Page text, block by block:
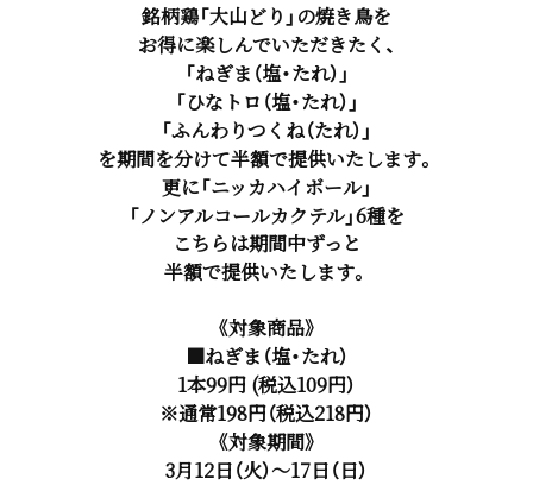
銘柄鶏「大山どり」の焼き鳥を
お得に楽しんでいただきたく、
「ねぎま（塩・たれ）」
「ひなトロ（塩・たれ）」
「ふんわりつくね（たれ）」
を期間を分けて半額で提供いたします。
更に「ニッカハイボール」
「ノンアルコールカクテル」6種を
こちらは期間中ずっと
半額で提供いたします。
《対象商品》
■ねぎま（塩・たれ）
1本99円 (税込109円）
※通常198円（税込218円）
《対象期間》
3月12日（火）～17日（日）